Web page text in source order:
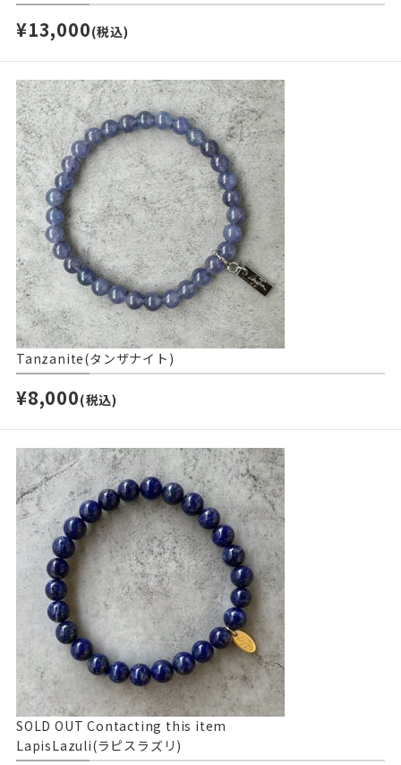
¥13,000(税込)
Tanzanite(タンザナイト)
¥8,000(税込)
SOLD OUTContacting this item
LapisLazuli(ラピスラズリ)